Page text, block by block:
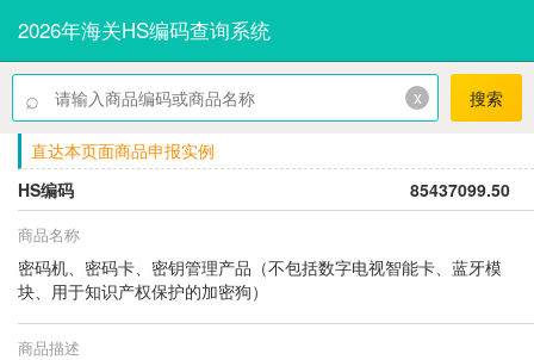
2026年海关HS编码查询系统
⌕ x 搜索
直达本页面商品申报实例
HS编码
85437099.50
商品名称
密码机、密码卡、密钥管理产品（不包括数字电视智能卡、蓝牙模
块、用于知识产权保护的加密狗）
商品描述